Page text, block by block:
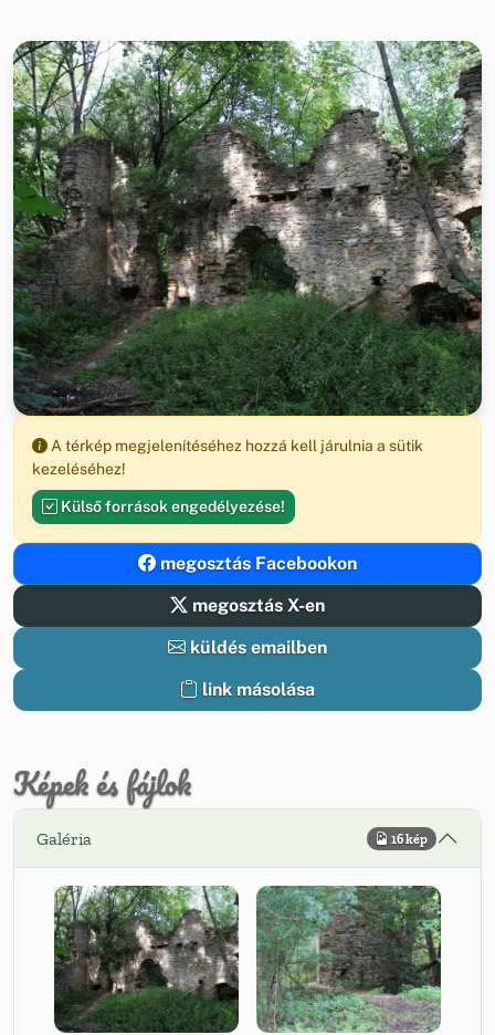
A térkép megjelenítéséhez hozzá kell járulnia a sütik
kezeléséhez!
Külső források engedélyezése!
megosztás Facebookon
megosztás X-en
küldés emailben
link másolása
Képek és fájlok
Galéria 16 kép